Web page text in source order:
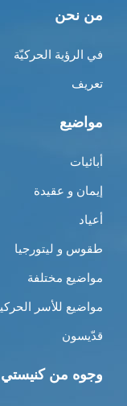
من نحن
في الرؤية الحركيّة
تعريف
مواضيع
أبائيات
إيمان و عقيدة
أعياد
طقوس و ليتورجيا
مواضيع مختلفة
مواضيع للأسر
قدّيسون
وجوه من كنيستي